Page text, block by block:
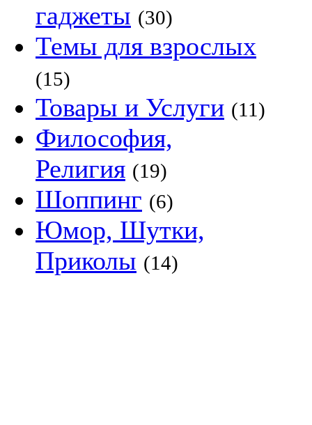
гаджеты (30)
Темы для взрослых
(15)
Товары и Услуги (11)
Философия,
Религия (19)
Шоппинг (6)
Юмор, Шутки,
Приколы (14)